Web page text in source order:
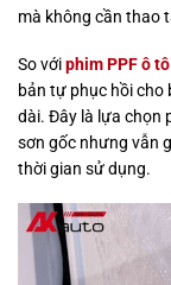
mà không cần thao
So vớiphim PPF ô tô
bản tự phục hồi cho
dài. Đây là lựa chọn
sơn gốc nhưng vẫn
thời gian sử dụng.